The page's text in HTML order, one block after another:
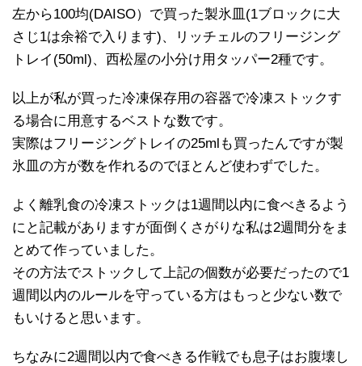
左から100均(DAISO）で買った製氷皿(1ブロックに大
さじ1は余裕で入ります)、リッチェルのフリージング
トレイ(50ml)、西松屋の小分け用タッパー2種です。
以上が私が買った冷凍保存用の容器で冷凍ストックす
る場合に用意するベストな数です。
実際はフリージングトレイの25mlも買ったんですが製
氷皿の方が数を作れるのでほとんど使わずでした。
よく離乳食の冷凍ストックは1週間以内に食べきるよう
にと記載がありますが面倒くさがりな私は2週間分をま
とめて作っていました。
その方法でストックして上記の個数が必要だったので1
週間以内のルールを守っている方はもっと少ない数で
もいけると思います。
ちなみに2週間以内で食べきる作戦でも息子はお腹壊し